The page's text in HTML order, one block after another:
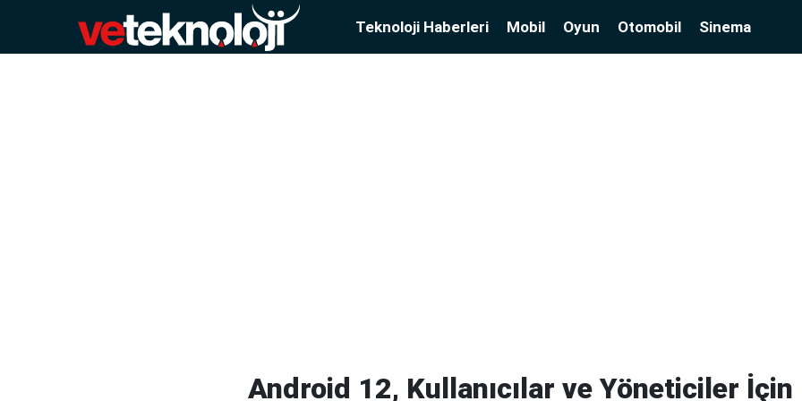
Teknoloji Haberleri Mobil Oyun Otomobil Sinema
Android 12, Kullanıcılar ve Yöneticiler İçin